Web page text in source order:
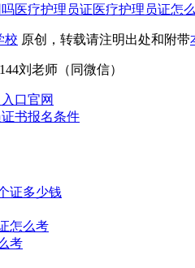
医疗护理员证医疗护理员证怎
校 原创，转载请注明出处和附带
刘老师（同微信）
口官网
书报名条件
证多少钱
怎么考
考